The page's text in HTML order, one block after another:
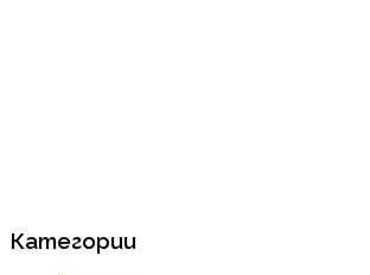
Категории